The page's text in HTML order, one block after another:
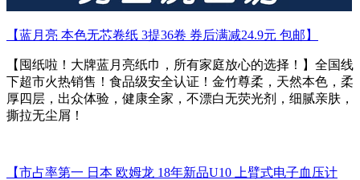
【蓝月亮 本色无芯卷纸 3提36卷 券后满减24.9元 包邮】
【囤纸啦！大牌蓝月亮纸巾，所有家庭放心的选择！】全国线
下超市火热销售！食品级安全认证！金竹尊柔，天然本色，柔
厚四层，出众体验，健康全家，不漂白无荧光剂，细腻亲肤，
撕拉无尘屑！
【市占率第一 日本 欧姆龙 18年新品U10 上臂式电子血压计